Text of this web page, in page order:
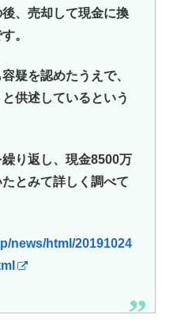
、売却して現金に換
。
疑を認めたうえで、
供述しているという
り返し、現金8500万
とみて詳しく調べて
news/html/20191024